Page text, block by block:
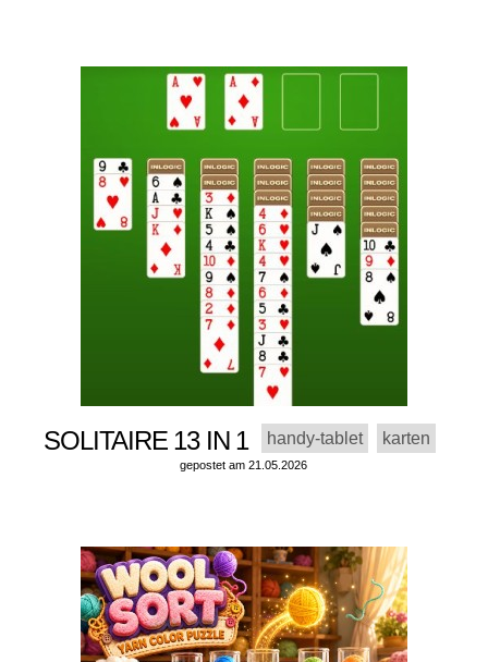
SOLITAIRE 13 IN 1 handy-tablet karten
gepostet am 21.05.2026